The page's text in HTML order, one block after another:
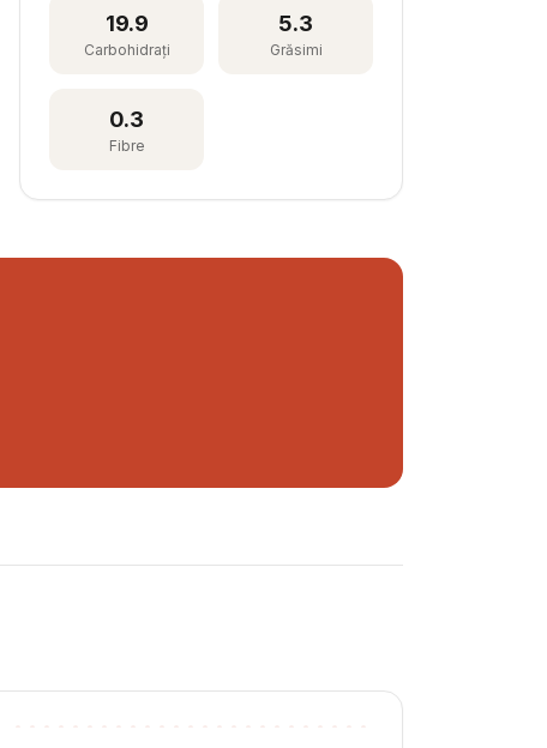
19.9
Carbohidrați
5.3
Grăsimi
0.3
Fibre